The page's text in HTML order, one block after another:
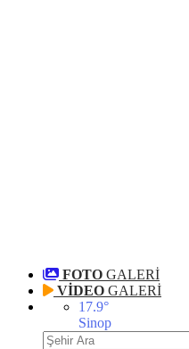
FOTO GALERİ
VİDEO GALERİ
17.9°
Sinop